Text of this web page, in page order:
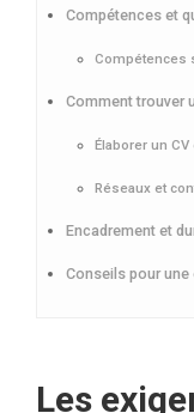
Compétences et
Compétences
Comment trouver
Élaborer un
Réseaux et
Encadrement et
Conseils pour
Les